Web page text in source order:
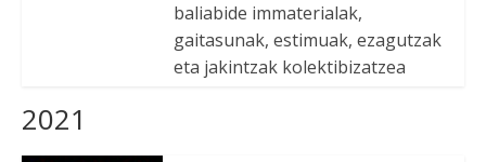
baliabide immaterialak,
gaitasunak, estimuak, ezagutzak
eta jakintzak kolektibizatzea
2021